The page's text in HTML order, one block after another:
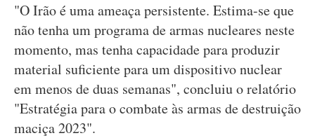
"O Irão é uma ameaça persistente. Estima-se que
não tenha um programa de armas nucleares neste
momento, mas tenha capacidade para produzir
material suficiente para um dispositivo nuclear
em menos de duas semanas", concluiu o relatório
"Estratégia para o combate às armas de destruição
maciça 2023".